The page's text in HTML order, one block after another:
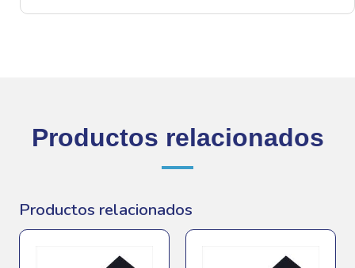
Productos relacionados
Productos relacionados